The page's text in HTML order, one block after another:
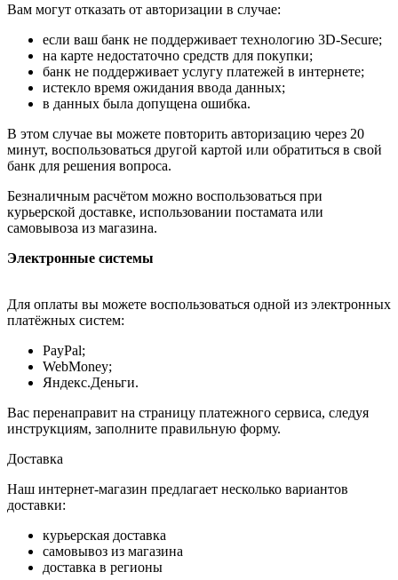
Вам могут отказать от авторизации в случае:
если ваш банк не поддерживает технологию 3D-Secure;
на карте недостаточно средств для покупки;
банк не поддерживает услугу платежей в интернете;
истекло время ожидания ввода данных;
в данных была допущена ошибка.
В этом случае вы можете повторить авторизацию через 20
минут, воспользоваться другой картой или обратиться в свой
банк для решения вопроса.
Безналичным расчётом можно воспользоваться при
курьерской доставке, использовании постамата или
самовывоза из магазина.
Электронные системы
Для оплаты вы можете воспользоваться одной из электронных
платёжных систем:
PayPal;
WebMoney;
Яндекс.Деньги.
Вас перенаправит на страницу платежного сервиса, следуя
инструкциям, заполните правильную форму.
Доставка
Наш интернет-магазин предлагает несколько вариантов
доставки:
курьерская доставка
самовывоз из магазина
доставка в регионы